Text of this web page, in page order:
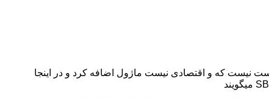
درست نیست که و اقتصادی نیست ماژول اضافه کرد و در اینجا